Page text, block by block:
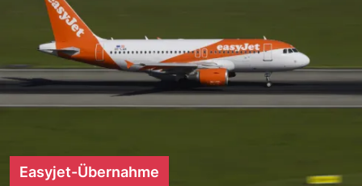
Easyjet-Übernahme